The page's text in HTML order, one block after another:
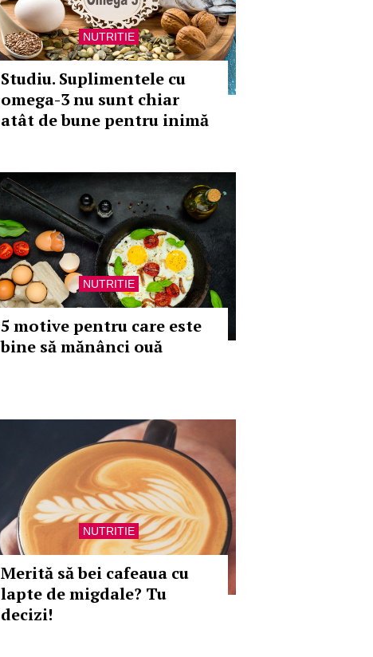
NUTRITIE
Studiu. Suplimentele cu
omega-3 nu sunt chiar
atât de bune pentru inimă
NUTRITIE
5 motive pentru care este
bine să mănânci ouă
NUTRITIE
Merită să bei cafeaua cu
lapte de migdale? Tu
decizi!